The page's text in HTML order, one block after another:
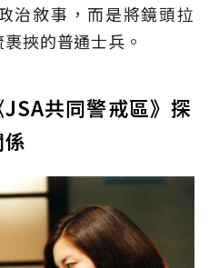
治敘事，而是將鏡頭拉
挾的普通士兵。
共同警戒區》探